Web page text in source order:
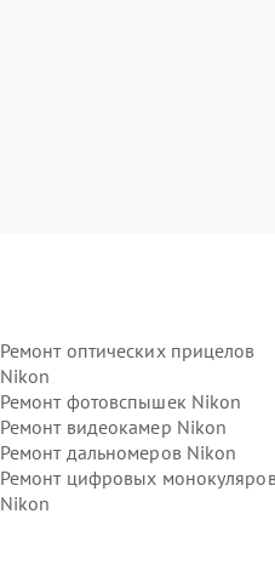
Ремонт оптических прицелов
Nikon
Ремонт фотовспышек Nikon
Ремонт видеокамер Nikon
Ремонт дальномеров Nikon
Ремонт цифровых
Nikon